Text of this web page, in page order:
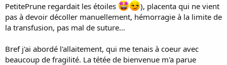
PetitePrune regardait les étoiles
), placenta qui ne vient
pas à devoir décoller manuellement, hémorragie à la limite de
la transfusion, pas mal de suture...
Bref j'ai abordé l'allaitement, qui me tenais à coeur avec
beaucoup de fragilité. La tétée de bienvenue m'a parue